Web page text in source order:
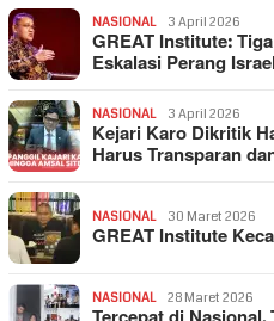
NASIONAL 3 April 2026
GREAT Institute:
Eskalasi Perang
NASIONAL 3 April 2026
Kejari Karo Dikritik
Harus Transparan
NASIONAL 30 Maret 2026
GREAT Institute
NASIONAL 28 Maret 2026